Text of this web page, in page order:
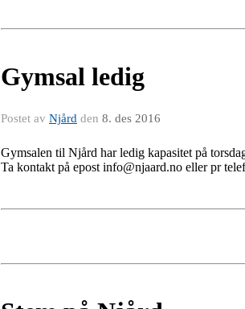
Gymsal ledig
Postet av Njård den 8. des 2016
Gymsalen til Njård har ledig kapasitet på
Ta kontakt på epost info@njaard.no eller pr